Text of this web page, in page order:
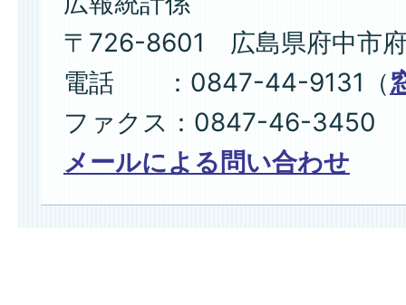
〒726-8601 広島県府中市
電話 ：0847-44-9131（
ファクス：0847-46-3450
メールによる問い合わせ